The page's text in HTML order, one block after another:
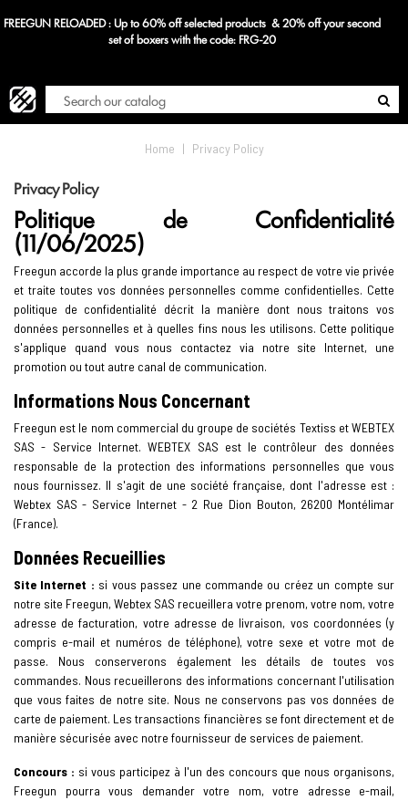
& 20% off your second
Home | Privacy Policy
Privacy Policy
Politique de Confidentialité
(11/06/2025)
Freegun accorde la plus grande importance au respect de votre vie privée
et traite toutes vos données personnelles comme confidentielles. Cette
politique de confidentialité décrit la manière dont nous traitons vos
données personnelles et à quelles fins nous les utilisons. Cette politique
s'applique quand vous nous contactez via notre site Internet, une
promotion ou tout autre canal de communication.
Informations Nous Concernant
Freegun est le nom commercial du groupe de sociétés Textiss et WEBTEX
SAS - Service Internet. WEBTEX SAS est le contrôleur des données
responsable de la protection des informations personnelles que vous
nous fournissez. Il s'agit de une société française, dont l'adresse est :
Webtex SAS - Service Internet - 2 Rue Dion Bouton, 26200 Montélimar
(France).
Données Recueillies
Site Internet : si vous passez une commande ou créez un compte sur
notre site Freegun, Webtex SAS recueillera votre prenom, votre nom, votre
adresse de facturation, votre adresse de livraison, vos coordonnées (y
compris e-mail et numéros de téléphone), votre sexe et votre mot de
passe. Nous conserverons également les détails de toutes vos
commandes. Nous recueillerons des informations concernant l'utilisation
que vous faites de notre site. Nous ne conservons pas vos données de
carte de paiement. Les transactions financières se font directement et de
manière sécurisée avec notre fournisseur de services de paiement.
Concours : si vous participez à l'un des concours que nous organisons,
Freegun pourra vous demander votre nom, votre adresse e-mail,